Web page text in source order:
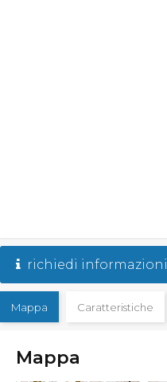
richiedi informazioni
Mappa Caratteristiche
Mappa